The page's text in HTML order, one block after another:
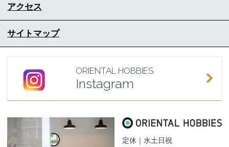
アクセス
サイトマップ
ORIENTAL HOBBIES
Instagram
定休｜水土日祝